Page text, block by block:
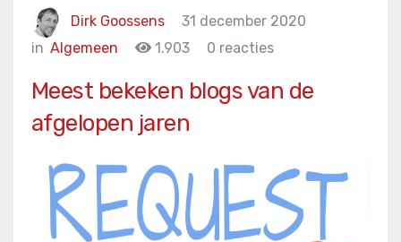
Dirk Goossens
31 december 2020
in Algemeen 1.903 0 reacties
Meest bekeken blogs van de
afgelopen jaren